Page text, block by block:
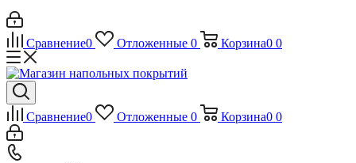
Сравнение0 Отложенные 0 Корзина0 0
Сравнение0 Отложенные 0 Корзина0 0